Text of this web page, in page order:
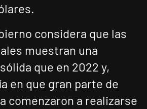
considera que las
muestran una
que en 2022 y,
en que gran parte de
comenzaron a realizarse